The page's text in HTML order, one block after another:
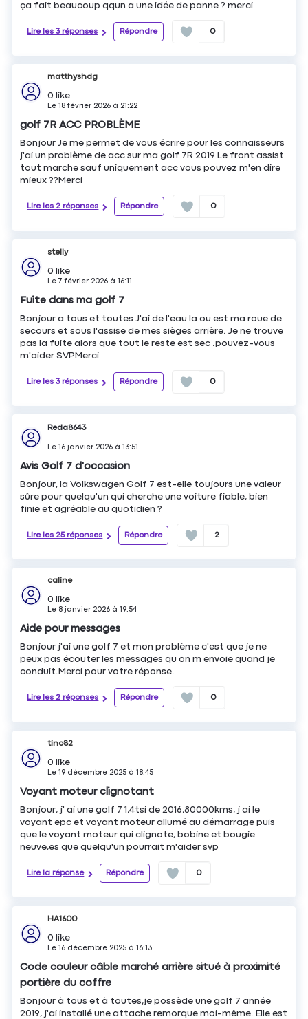
ça fait beaucoup qqun a une idée de panne ? merci
Lire les 3 réponses Répondre 0
matthyshdg
0 like
Le18 février 2026 à 21:22
golf 7R ACC PROBLÈME
Bonjour Je me permet de vous écrire pour les connaisseurs
j'ai un problème de acc sur ma golf 7R 2019 Le front assist
tout marche sauf uniquement acc vous pouvez m'en dire
mieux ??Merci
Lire les 2 réponses Répondre 0
stelly
0 like
Le7 février 2026 à16:11
Fuite dans ma golf 7
Bonjour a tous et toutes J'ai de l'eau la ou est ma roue de
secours et sous l'assise de mes sièges arrière. Je ne trouve
pas la fuite alors que tout le reste est sec .pouvez-vous
m'aider SVPMerci
Lire les 3 réponses Répondre 0
Reda8643
Le16 janvier 2026 à13:51
Avis Golf 7 d'occasion
Bonjour, la Volkswagen Golf 7 est-elle toujours une valeur
sûre pour quelqu'un qui cherche une voiture fiable, bien
finie et agréable au quotidien ?
Lire les 25 réponses Répondre 2
caline
0 like
Le 8 janvier 2026 à19:54
Aide pour messages
Bonjour j'ai une golf 7 et mon problème c'est que je ne
peux pas écouter les messages qu on m envoie quand je
conduit.Merci pour votre réponse.
Lire les 2 réponses Répondre 0
tino82
0 like
Le19 décembre 2025 à18:45
Voyant moteur clignotant
Bonjour, j' ai une golf 7 1,4tsi de 2016,80000kms, j ai le
voyant epc et voyant moteur allumé au démarrage puis
que le voyant moteur qui clignote, bobine et bougie
neuve,es que quelqu'un pourrait m'aider svp
Lire la réponse Répondre 0
HA1600
0 like
Le16 décembre 2025 à16:13
Code couleur câble marché arrière situé à proximité
portière du coffre
Bonjour à tous et à toutes,je possède une golf 7 année
2019, j'ai installé une attache remorque moi-même. Elle est